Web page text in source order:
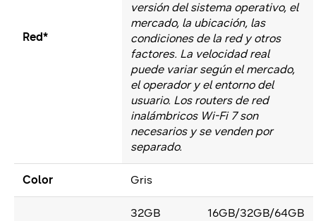
Red*
versión del sistema operativo, el
mercado, la ubicación, las
condiciones de la red y otros
factores. La velocidad real
puede variar según el mercado,
el operador y el entorno del
usuario. Los routers de red
inalámbricos Wi-Fi 7 son
necesarios y se venden por
separado.
Color Gris
32GB
16GB/32GB/64GB